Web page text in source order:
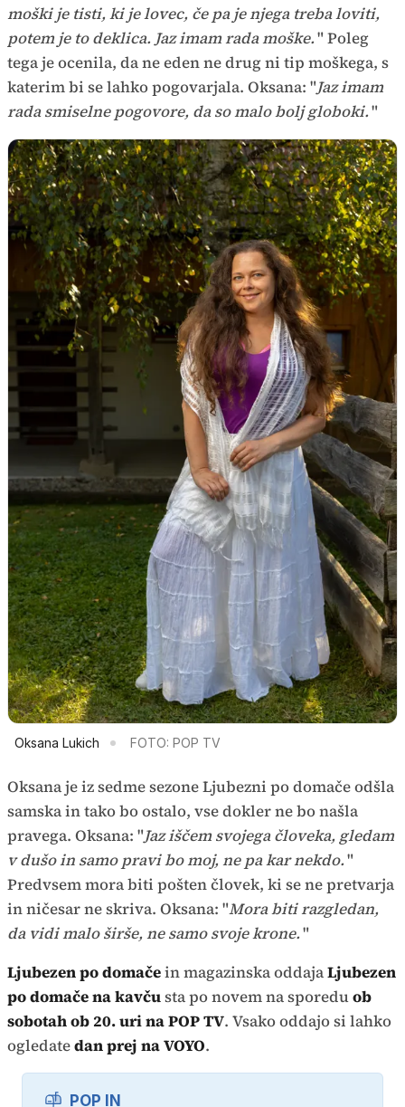
moški je tisti, ki je lovec, če pa je njega treba loviti,
potem je to deklica. Jaz imam rada moške." Poleg
tega je ocenila, da ne eden ne drug ni tip moškega, s
katerim bi se lahko pogovarjala. Oksana: "Jaz imam
rada smiselne pogovore, da so malo bolj globoki."
Oksana Lukich FOTO: POP TV
Oksana je iz sedme sezone Ljubezni po domače odšla
samska in tako bo ostalo, vse dokler ne bo našla
pravega. Oksana: "Jaz iščem svojega človeka, gledam
v dušo in samo pravi bo moj, ne pa kar nekdo."
Predvsem mora biti pošten človek, ki se ne pretvarja
in ničesar ne skriva. Oksana: "Mora biti razgledan,
da vidi malo širše, ne samo svoje krone."
Ljubezen po domačein magazinska oddajaLjubezen
po domače na kavčusta po novem na sporeduob
sobotah ob 20. uri na POP TV. Vsako oddajo si lahko
ogledatedan prej naVOYO.
POP IN